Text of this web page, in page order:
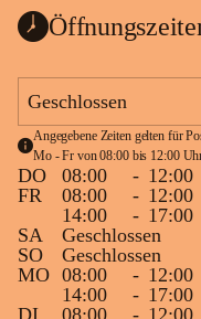
Geschlossen
Angegebene Zeiten gelten für
Mo - Fr von 08:00 bis 12:00
DO 08:00 - 12:00
FR
08:00 - 12:00
14:00
- 17:00
SA
Geschlossen
SO
Geschlossen
MO 08:00 - 12:00
14:00
- 17:00
DI
08:00 - 12:00